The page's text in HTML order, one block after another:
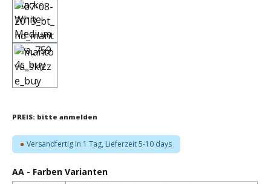
PREIS: bitte anmelden
Versandfertig in 1 Tag, Lieferzeit 5-10 days
AA - Farben Variantenauswählen